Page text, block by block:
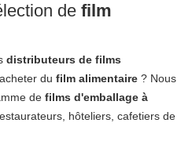
de film
distributeurs de films
du film alimentaire ? Nous
de films d'emballage à
hôteliers, cafetiers de